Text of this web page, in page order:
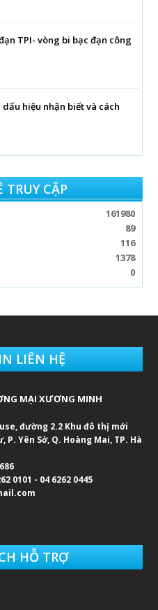
TPI- vòng bi bạc đạn công
hiệu nhận biết và cách
TRUY CẬP
161980
89
116
1378
0
LIÊN HỆ
MẠI XƯƠNG MINH
đường 2.2 Khu đô thị mới
Yên Sở, Q. Hoàng Mai, TP. Hà
0101 - 04 6262 0445
HỖ TRỢ